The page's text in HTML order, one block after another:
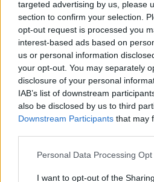
targeted advertising by us, please
section to confirm your selection.
opt-out request is processed you
interest-based ads based on
us or personal information
your opt-out. You may separately
disclosure of your personal
IAB’s list of downstream
also be disclosed by us to third
Downstream Participants that may
Please note that this website/app
not limited to your visit or usage
Personal Data Processing
I want to opt-out of the
«Ελπίδα για τη
2Συγκίνηση στο
Χαλκιά: Με την
κλαρίνα
φωνή της
3Ποιος είναι ο
Χασάμπης: Από το
Χημείας και στο
4Το πολωμένο μελτέμι
ισχυρότερα επεισόδια
χρόνων»